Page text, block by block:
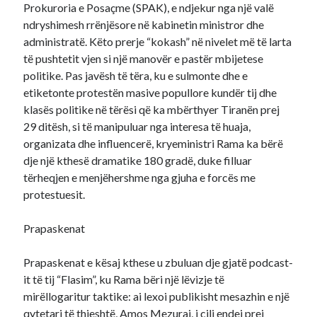
Prokuroria e Posaçme (SPAK), e ndjekur nga një valë
ndryshimesh rrënjësore në kabinetin ministror dhe
administratë. Këto prerje “kokash” në nivelet më të larta
të pushtetit vjen si një manovër e pastër mbijetese
politike. Pas javësh të tëra, ku e sulmonte dhe e
etiketonte protestën masive popullore kundër tij dhe
klasës politike në tërësi që ka mbërthyer Tiranën prej
29 ditësh, si të manipuluar nga interesa të huaja,
organizata dhe influencerë, kryeministri Rama ka bërë
dje një kthesë dramatike 180 gradë, duke filluar
tërheqjen e menjëhershme nga gjuha e forcës me
protestuesit.
Prapaskenat
Prapaskenat e kësaj kthese u zbuluan dje gjatë podcast-
it të tij “Flasim”, ku Rama bëri një lëvizje të
mirëllogaritur taktike: ai lexoi publikisht mesazhin e një
qytetari të thjeshtë, Amos Mezuraj, i cili endej prej